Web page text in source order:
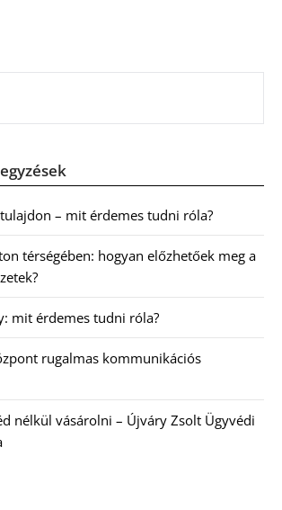
– mit érdemes tudni róla?
térségében: hogyan előzhetőek meg a
mit érdemes tudni róla?
rugalmas kommunikációs
nélkül vásárolni – Újváry Zsolt Ügyvédi